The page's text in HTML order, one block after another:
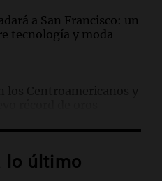
a San Francisco: un
tecnología y moda
los Centroamericanos y
depender del trabajo en
lo último